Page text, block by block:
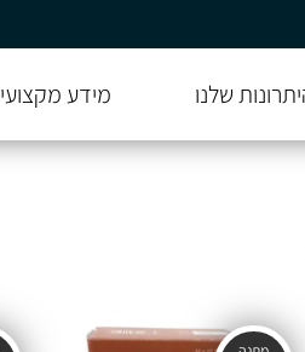
שלנו מידע מקצועי